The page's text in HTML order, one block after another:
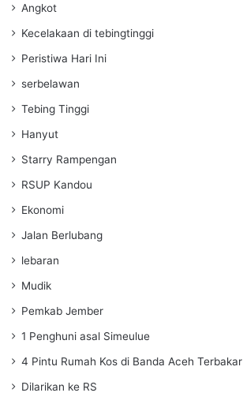
Angkot
Kecelakaan di tebingtinggi
Peristiwa Hari Ini
serbelawan
Tebing Tinggi
Hanyut
Starry Rampengan
RSUP Kandou
Ekonomi
Jalan Berlubang
lebaran
Mudik
Pemkab Jember
1 Penghuni asal Simeulue
4 Pintu Rumah Kos di Banda Aceh Terbakar
Dilarikan ke RS